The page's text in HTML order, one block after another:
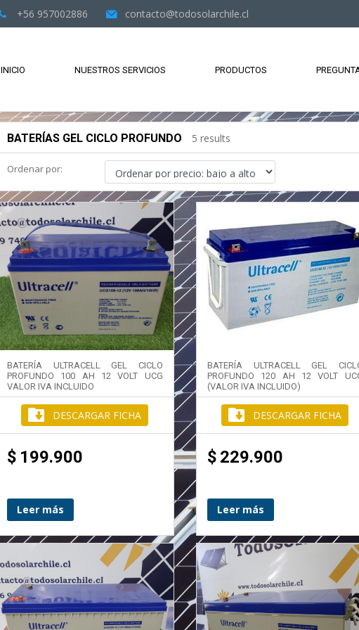
+56 957002886 contacto@todosolarchile.cl
INICIO NUESTROS SERVICIOS PRODUCTOS
BATERÍAS GEL CICLO PROFUNDO 5 results
Ordenar por:
BATERÍA ULTRACELL GEL CICLO
PROFUNDO 100 AH 12 VOLT UCG
VALOR IVA INCLUIDO
DESCARGAR FICHA
$ 199.900
Leer más
BATERÍA ULTRACELL GEL
PROFUNDO 120 AH 12 VOLT
(VALOR IVA INCLUIDO)
DESCARGAR FICHA
$ 229.900
Leer más